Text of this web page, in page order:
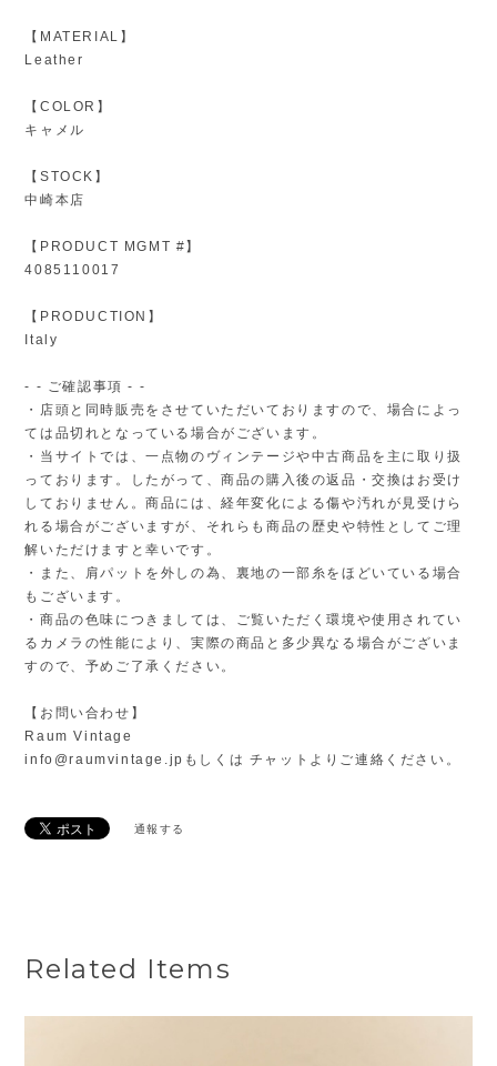
【MATERIAL】
Leather
【COLOR】
キャメル
【STOCK】
中崎本店
【PRODUCT MGMT #】
4085110017
【PRODUCTION】
Italy
- - ご確認事項 - -
・店頭と同時販売をさせていただいておりますので、場合によっ
ては品切れとなっている場合がございます。
・当サイトでは、一点物のヴィンテージや中古商品を主に取り扱
っております。したがって、商品の購入後の返品・交換はお受け
しておりません。商品には、経年変化による傷や汚れが見受けら
れる場合がございますが、それらも商品の歴史や特性としてご理
解いただけますと幸いです。
・また、肩パットを外しの為、裏地の一部糸をほどいている場合
もございます。
・商品の色味につきましては、ご覧いただく環境や使用されてい
るカメラの性能により、実際の商品と多少異なる場合がございま
すので、予めご了承ください。
【お問い合わせ】
Raum Vintage
info@raumvintage.jp もしくは チャットよりご連絡ください。
通報する
Related Items